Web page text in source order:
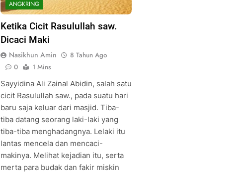
ANGKRING
Ketika Cicit Rasulullah saw.
Dicaci Maki
Nasikhun Amin
8 Tahun Ago
0
1 Mins
Sayyidina Ali Zainal Abidin, salah satu
cicit Rasulullah saw., pada suatu hari
baru saja keluar dari masjid. Tiba-
tiba datang seorang laki-laki yang
tiba-tiba menghadangnya. Lelaki itu
lantas mencela dan mencaci-
makinya. Melihat kejadian itu, serta
merta para budak dan fakir miskin